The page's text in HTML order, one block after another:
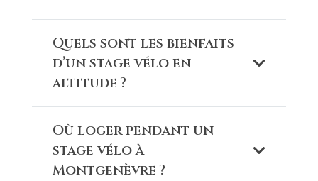
Quels sont les bienfaits
d’un stage vélo en
altitude ?
Où loger pendant un
stage vélo à
Montgenèvre ?